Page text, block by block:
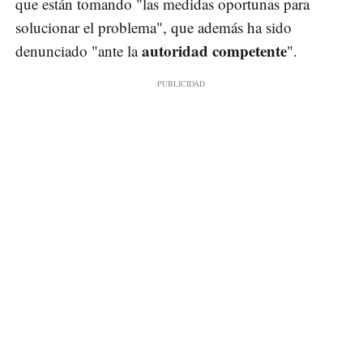
solucionar el problema", que además ha sido
denunciado "ante laautoridad competente".